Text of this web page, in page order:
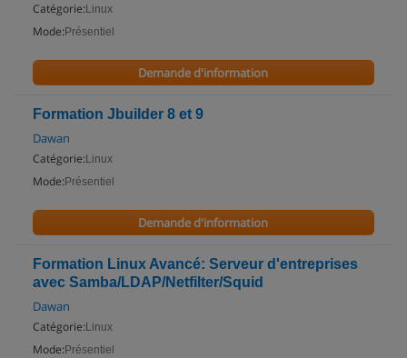
Catégorie: Linux
Mode: Présentiel
Demande d'information
Formation Jbuilder 8 et 9
Dawan
Catégorie: Linux
Mode: Présentiel
Demande d'information
Formation Linux Avancé: Serveur d'entreprises
avec Samba/LDAP/Netfilter/Squid
Dawan
Catégorie: Linux
Mode: Présentiel